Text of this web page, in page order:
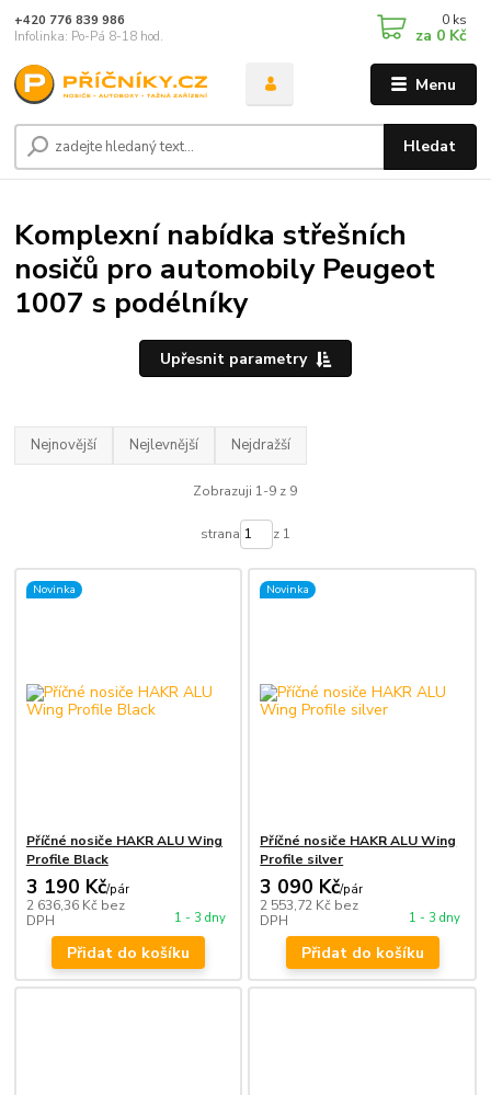
Menu
Hledat
+420 776 839 986
Infolinka: Po-Pá 8-18 hod.
0 ks
za 0 Kč
Komplexní nabídka střešních
nosičů pro automobily Peugeot
1007 s podélníky
Upřesnit parametry
Nejnovější Nejlevnější Nejdražší
Zobrazuji 1-9 z 9
strana z 1
Novinka
Příčné nosiče HAKR ALU Wing
Profile Black
3 190 Kč/pár
2 636,36 Kč bez
DPH
1 - 3 dny
Přidat do košíku
Novinka
Příčné nosiče HAKR ALU Wing
Profile silver
3 090 Kč/pár
2 553,72 Kč bez
DPH
1 - 3 dny
Přidat do košíku